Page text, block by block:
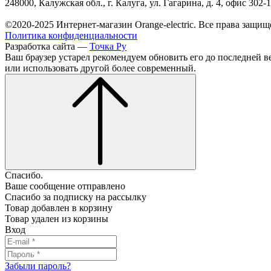
248000, Калужская обл., г. Калуга, ул. Гагарина, д. 4, офис 302-
©2020-2025 Интернет-магазин Orange-electric. Все права
Политика конфиденциальности
Разработка сайта — Точка Ру
Ваш браузер устарел рекомендуем обновить его до последней
или использовать другой более современный.
Спасибо.
Ваше сообщение отправлено
Спасибо за подписку на рассылку
Товар добавлен в корзину
Товар удален из корзины
Вход
Забыли пароль?